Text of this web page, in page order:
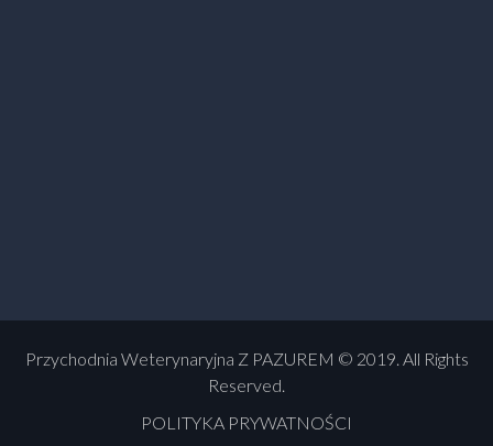
Przychodnia Weterynaryjna Z PAZUREM © 2019. All Rights
Reserved.
POLITYKA PRYWATNOŚCI